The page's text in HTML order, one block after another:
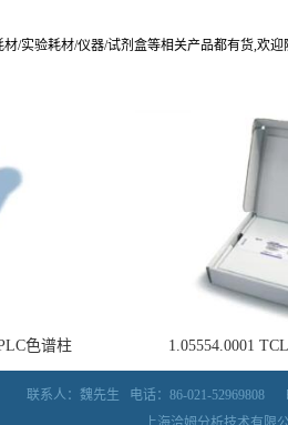
/实验耗材/仪器/试剂盒等相关产品都有货,欢
色谱柱 1.05554.0001
联系人：魏先生 电话：86-021-52969808